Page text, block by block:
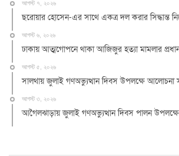
আগস্ট ৭, ২০২৬
ছরোয়ার হোসেন-এর সাথে একত্র দল করার সিদ্ধান্ত
আগস্ট ৬, ২০২৬
ঢাকায় আত্মগোপনে থাকা আজিজুর হত্যা মামলার
আগস্ট ৫, ২০২৬
সালথায় জুলাই গণঅভ্যুত্থান দিবস উপলক্ষে আলোচনা
আগস্ট ৩, ২০২৬
আগৈলঝাড়ায় জুলাই গণঅভ্যুত্থান দিবস পালন উপলক্ষে